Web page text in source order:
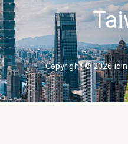
Copyright © 2026